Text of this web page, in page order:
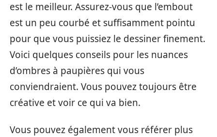
est le meilleur. Assurez-vous que l’embout
est un peu courbé et suffisamment pointu
pour que vous puissiez le dessiner finement.
Voici quelques conseils pour les nuances
d’ombres à paupières qui vous
conviendraient. Vous pouvez toujours être
créative et voir ce qui va bien.
Vous pouvez également vous référer plus